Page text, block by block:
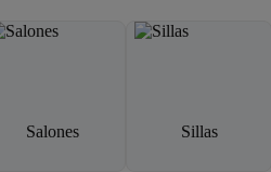
Salones Sillas